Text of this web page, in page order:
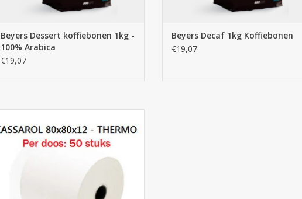
Beyers Dessert koffiebonen 1kg -
100% Arabica
€19,07
Beyers Decaf 1kg Koffiebonen
€19,07
kopen, 75m x 50 stuks
TOEVOEGEN AAN WINKELWAGEN